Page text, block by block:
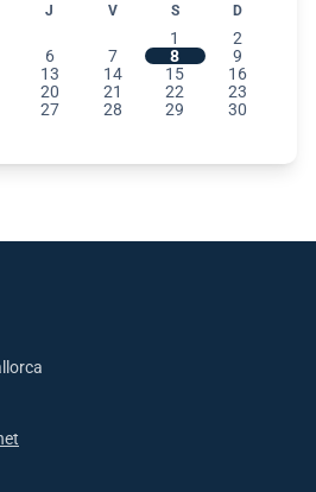
J V S D
1
2
6 7 8
9
13 14 15
16
20 21 22
23
27 28 29
30